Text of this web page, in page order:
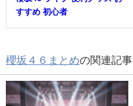
すすめ 初心者
櫻坂４６まとめの関連記事